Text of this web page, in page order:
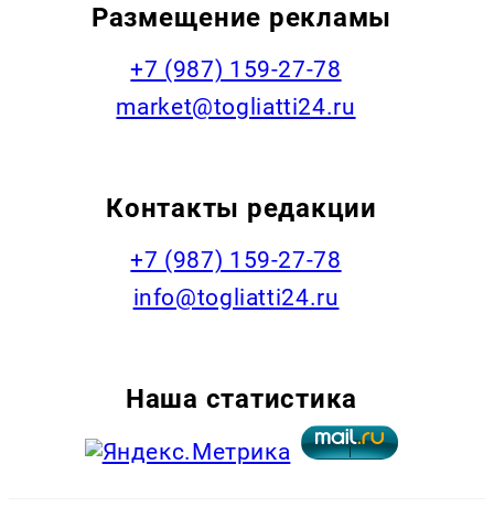
Размещение рекламы
+7 (987) 159-27-78
market@togliatti24.ru
Контакты редакции
+7 (987) 159-27-78
info@togliatti24.ru
Наша статистика